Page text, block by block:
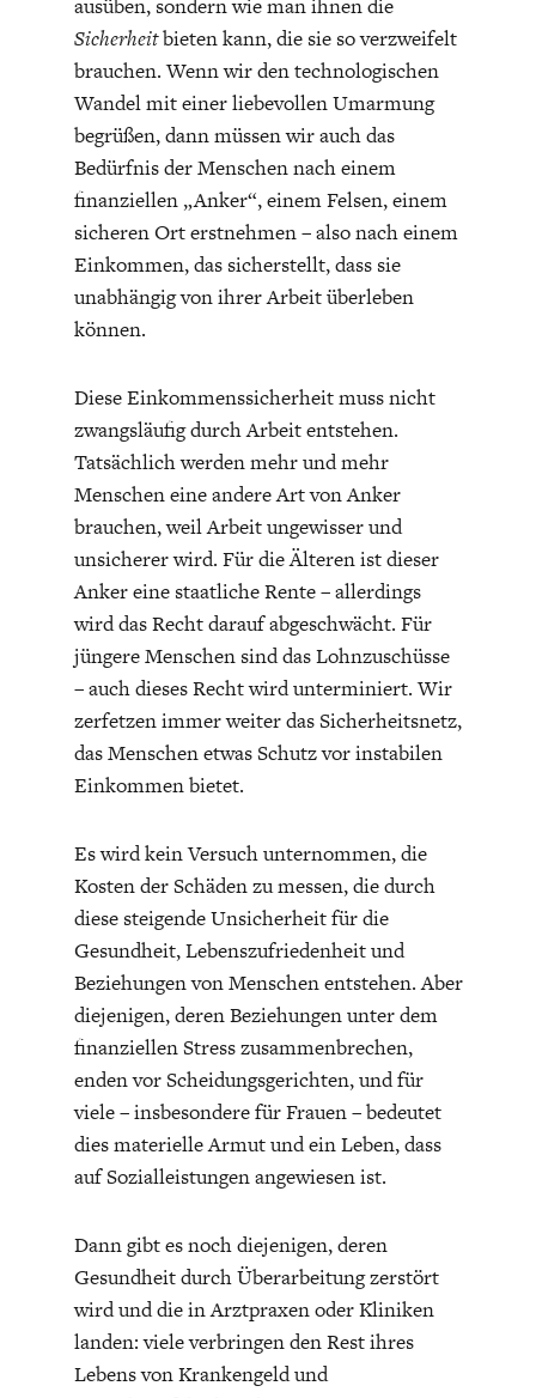
ausüben, sondern wie man ihnen die
Sicherheitbieten kann, die sie so verzweifelt
brauchen. Wenn wir den technologischen
Wandel mit einer liebevollen Umarmung
begrüßen, dann müssen wir auch das
Bedürfnis der Menschen nach einem
finanziellen „Anker“, einem Felsen, einem
sicheren Ort erstnehmen – also nach einem
Einkommen, das sicherstellt, dass sie
unabhängig von ihrer Arbeit überleben
können.
Diese Einkommenssicherheit muss nicht
zwangsläufig durch Arbeit entstehen.
Tatsächlich werden mehr und mehr
Menschen eine andere Art von Anker
brauchen, weil Arbeit ungewisser und
unsicherer wird. Für die Älteren ist dieser
Anker eine staatliche Rente – allerdings
wird das Recht darauf abgeschwächt. Für
jüngere Menschen sind das Lohnzuschüsse
– auch dieses Recht wird unterminiert. Wir
zerfetzen immer weiter das Sicherheitsnetz,
das Menschen etwas Schutz vor instabilen
Einkommen bietet.
Es wird kein Versuch unternommen, die
Kosten der Schäden zu messen, die durch
diese steigende Unsicherheit für die
Gesundheit, Lebenszufriedenheit und
Beziehungen von Menschen entstehen. Aber
diejenigen, deren Beziehungen unter dem
finanziellen Stress zusammenbrechen,
enden vor Scheidungsgerichten, und für
viele – insbesondere für Frauen – bedeutet
dies materielle Armut und ein Leben, dass
auf Sozialleistungen angewiesen ist.
Dann gibt es noch diejenigen, deren
Gesundheit durch Überarbeitung zerstört
wird und die in Arztpraxen oder Kliniken
landen: viele verbringen den Rest ihres
Lebens von Krankengeld und